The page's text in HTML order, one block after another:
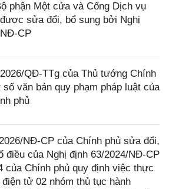
phận Một cửa và Cổng Dịch vụ
sửa đổi, bổ sung bởi Nghị
CP
QĐ-TTg của Thủ tướng Chính
số văn bản quy phạm pháp luật của
phủ
NĐ-CP của Chính phủ sửa đổi,
điều của Nghị định 63/2024/NĐ-CP
của Chính phủ quy định việc thực
tử 02 nhóm thủ tục hành